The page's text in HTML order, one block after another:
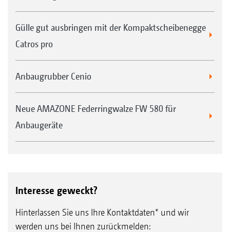
Gülle gut ausbringen mit der Kompaktscheibenegge
Catros pro
Anbaugrubber Cenio
Neue AMAZONE Federringwalze FW 580 für
Anbaugeräte
Interesse geweckt?
Hinterlassen Sie uns Ihre Kontaktdaten* und wir
werden uns bei Ihnen zurückmelden: